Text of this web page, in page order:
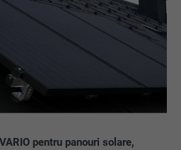
pentru panouri solare,